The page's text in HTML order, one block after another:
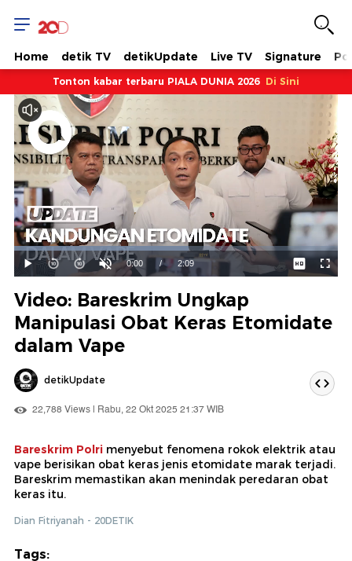
Home detik TV detikUpdate Live TV Signature
Tonton kabar terbaru PIALA DUNIA 2026 Di Sini
Mainkan
Suara
Hidup
Waktu
ini
0:00 / Durasi
2:09
Dimuat:
53.95%
Video: Bareskrim Ungkap
Manipulasi Obat Keras Etomidate
dalam Vape
detikUpdate
22,788 Views | Rabu, 22 Okt 2025 21:37 WIB
Bareskrim Polri menyebut fenomena rokok elektrik atau
vape berisikan obat keras jenis etomidate marak terjadi.
Bareskrim memastikan akan menindak peredaran obat
keras itu.
Dian Fitriyanah - 20DETIK
Tags: